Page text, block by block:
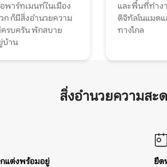
พาร์ทเมนท์ในเมือง
ก ก็มีสิ่งอำนวยความ
ครบครัน พักสบาย
บ้าน
และพื้นที่ทำง
ดิจิทัลโนแมด
ทางไกล
สิ่งอำนวยความสะ
แต่งพร้อมอยู่
ยืด